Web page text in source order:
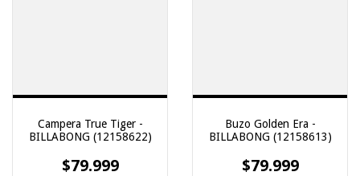
Campera True Tiger -
BILLABONG (12158622)
$79.999
Buzo Golden Era -
BILLABONG (12158613)
$79.999